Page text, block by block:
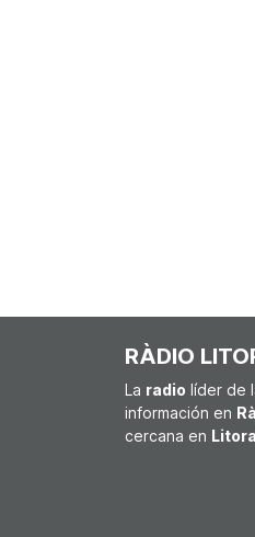
RÀDIO
La radio líder de
información en
cercana en